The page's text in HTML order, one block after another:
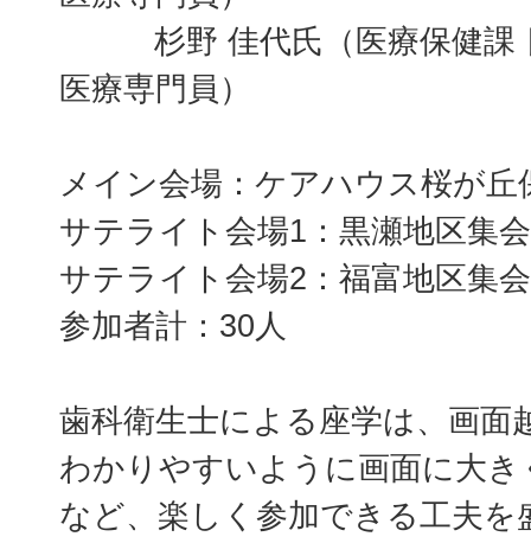
杉野 佳代氏（医療保健課
医療専門員）
メイン会場：ケアハウス桜が丘
サテライト会場1：黒瀬地区集
サテライト会場2：福富地区集
参加者計：30人
歯科衛生士による座学は、画面
わかりやすいように画面に大
など、楽しく参加できる工夫を